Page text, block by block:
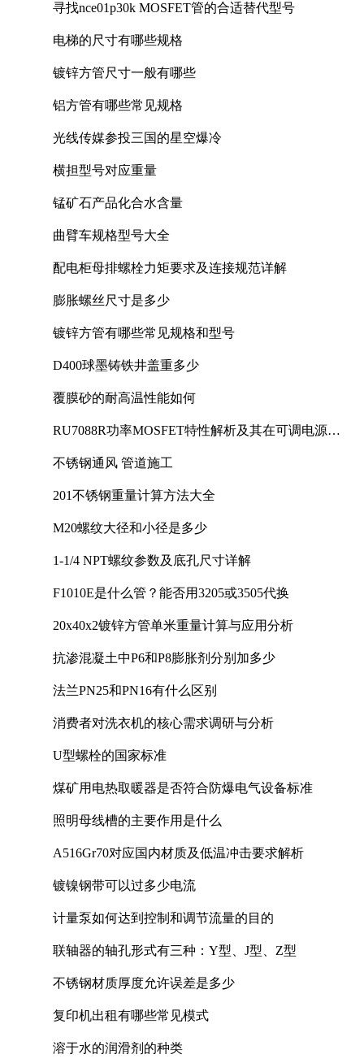
寻找nce01p30k MOSFET管的合适替代型号
电梯的尺寸有哪些规格
镀锌方管尺寸一般有哪些
铝方管有哪些常见规格
光线传媒参投三国的星空爆冷
横担型号对应重量
锰矿石产品化合水含量
曲臂车规格型号大全
配电柜母排螺栓力矩要求及连接规范详解
膨胀螺丝尺寸是多少
镀锌方管有哪些常见规格和型号
D400球墨铸铁井盖重多少
覆膜砂的耐高温性能如何
RU7088R功率MOSFET特性解析及其在可调电源设
不锈钢通风 管道施工
201不锈钢重量计算方法大全
M20螺纹大径和小径是多少
1-1/4 NPT螺纹参数及底孔尺寸详解
F1010E是什么管？能否用3205或3505代换
20x40x2镀锌方管单米重量计算与应用分析
抗渗混凝土中P6和P8膨胀剂分别加多少
法兰PN25和PN16有什么区别
消费者对洗衣机的核心需求调研与分析
U型螺栓的国家标准
煤矿用电热取暖器是否符合防爆电气设备标准
照明母线槽的主要作用是什么
A516Gr70对应国内材质及低温冲击要求解析
镀镍钢带可以过多少电流
计量泵如何达到控制和调节流量的目的
联轴器的轴孔形式有三种：Y型、J型、Z型
不锈钢材质厚度允许误差是多少
复印机出租有哪些常见模式
溶于水的润滑剂的种类